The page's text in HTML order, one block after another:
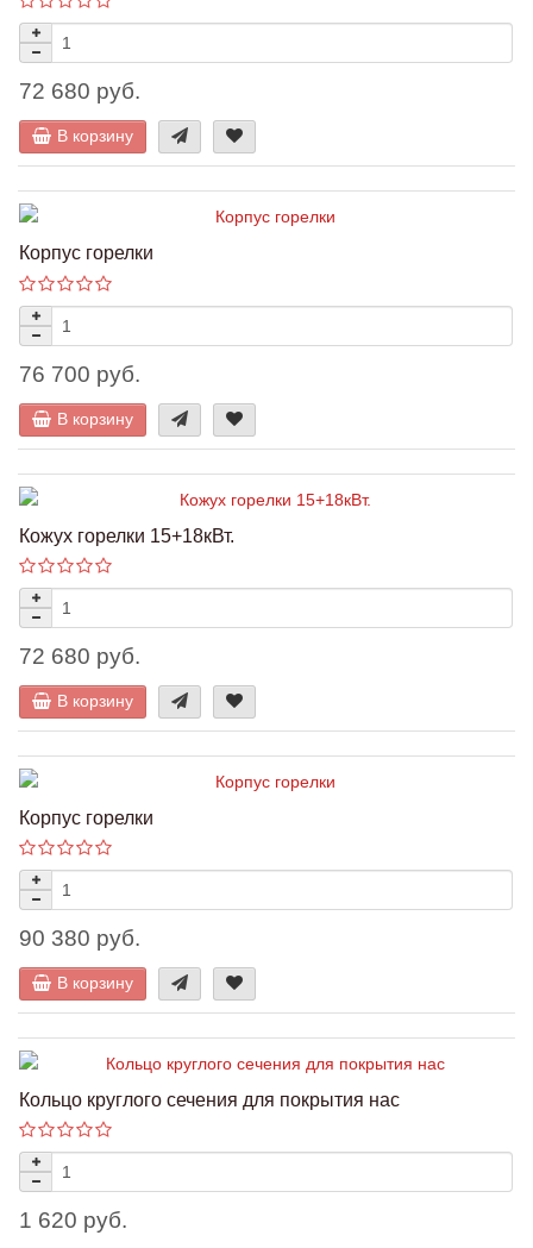
72 680 руб.
В корзину
Корпус горелки
76 700 руб.
В корзину
Кожух горелки 15+18кВт.
72 680 руб.
В корзину
Корпус горелки
90 380 руб.
В корзину
Кольцо круглого сечения для покрытия нас
1 620 руб.